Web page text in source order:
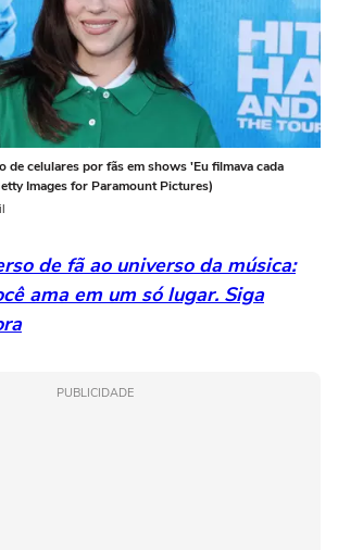
de celulares por fãs em shows 'Eu filmava cada
Images for Paramount Pictures)
de fã ao universo da música:
ama em um só lugar. Siga
PUBLICIDADE